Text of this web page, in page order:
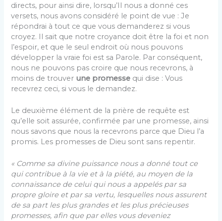
directs, pour ainsi dire, lorsqu’Il nous a donné ces
versets, nous avons considéré le point de vue : Je
répondrai à tout ce que vous demanderez si vous
croyez. Il sait que notre croyance doit être la foi et non
l’espoir, et que le seul endroit où nous pouvons
développer la vraie foi est sa Parole. Par conséquent,
nous ne pouvons pas croire que nous recevrons, à
moins de trouver une promesse qui dise : Vous
recevrez ceci, si vous le demandez.
Le deuxième élément de la prière de requête est
qu’elle soit assurée, confirmée par une promesse, ainsi
nous savons que nous la recevrons parce que Dieu l’a
promis. Les promesses de Dieu sont sans repentir.
« Comme sa divine puissance nous a donné tout ce
qui contribue à la vie et à la piété, au moyen de la
connaissance de celui qui nous a appelés par sa
propre gloire et par sa vertu, lesquelles nous assurent
de sa part les plus grandes et les plus précieuses
promesses, afin que par elles vous deveniez